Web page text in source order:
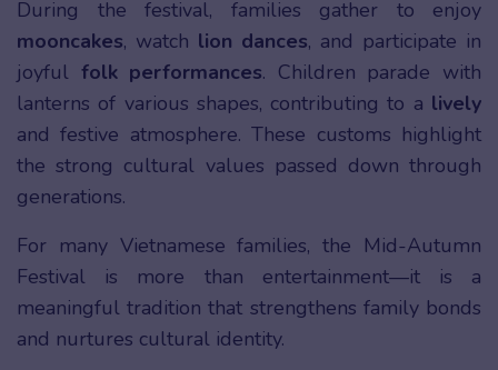
During the festival, families gather to enjoy
mooncakes, watch lion dances, and participate in
joyful folk performances. Children parade with
lanterns of various shapes, contributing to a lively
and festive atmosphere. These customs highlight
the strong cultural values passed down through
generations.
For many Vietnamese families, the Mid-Autumn
Festival is more than entertainment—it is a
meaningful tradition that strengthens family bonds
and nurtures cultural identity.